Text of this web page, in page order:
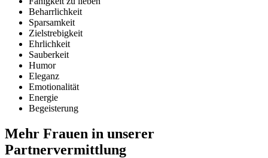
Beharrlichkeit
Sparsamkeit
Zielstrebigkeit
Ehrlichkeit
Sauberkeit
Humor
Eleganz
Emotionalität
Energie
Begeisterung
Mehr Frauen in unserer
Partnervermittlung